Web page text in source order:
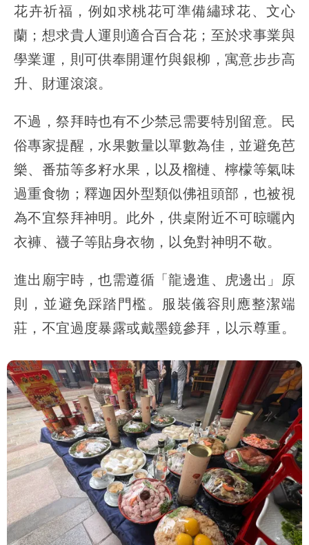
花卉祈福，例如求桃花可準備繡球花、文心
蘭；想求貴人運則適合百合花；至於求事業與
學業運，則可供奉開運竹與銀柳，寓意步步高
升、財運滾滾。
不過，祭拜時也有不少禁忌需要特別留意。民
俗專家提醒，水果數量以單數為佳，並避免芭
樂、番茄等多籽水果，以及榴槤、檸檬等氣味
過重食物；釋迦因外型類似佛祖頭部，也被視
為不宜祭拜神明。此外，供桌附近不可晾曬內
衣褲、襪子等貼身衣物，以免對神明不敬。
進出廟宇時，也需遵循「龍邊進、虎邊出」原
則，並避免踩踏門檻。服裝儀容則應整潔端
莊，不宜過度暴露或戴墨鏡參拜，以示尊重。